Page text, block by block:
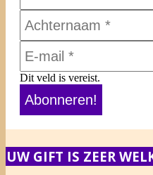
Dit veld is vereist.
UW GIFT IS ZEER